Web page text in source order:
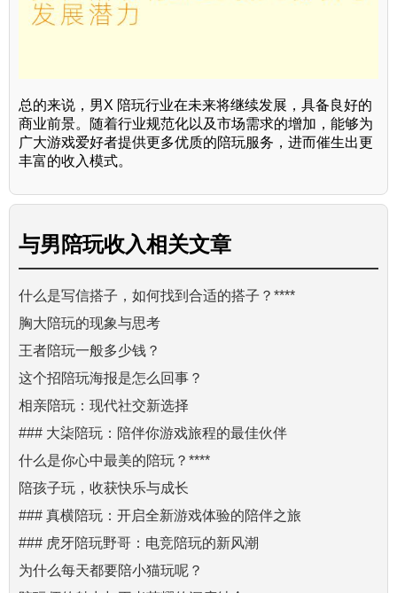
总的来说，男X 陪玩行业在未来将继续发展，具备良好的
商业前景。随着行业规范化以及市场需求的增加，能够为
广大游戏爱好者提供更多优质的陪玩服务，进而催生出更
丰富的收入模式。
与男陪玩收入相关文章
什么是写信搭子，如何找到合适的搭子？****
胸大陪玩的现象与思考
王者陪玩一般多少钱？
这个招陪玩海报是怎么回事？
相亲陪玩：现代社交新选择
### 大柒陪玩：陪伴你游戏旅程的最佳伙伴
什么是你心中最美的陪玩？****
陪孩子玩，收获快乐与成长
### 真横陪玩：开启全新游戏体验的陪伴之旅
### 虎牙陪玩野哥：电竞陪玩的新风潮
为什么每天都要陪小猫玩呢？